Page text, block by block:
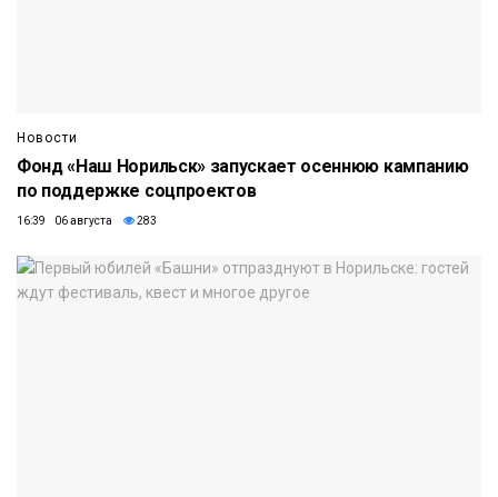
Новости
Фонд «Наш Норильск» запускает осеннюю кампанию
по поддержке соцпроектов
16:39 06 августа 283